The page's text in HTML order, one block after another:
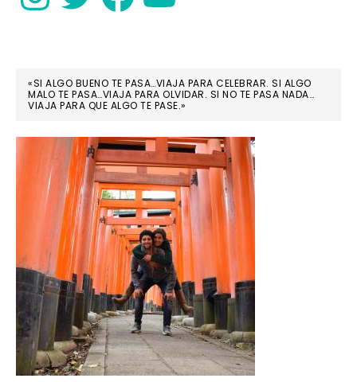
«SI ALGO BUENO TE PASA…VIAJA PARA CELEBRAR. SI ALGO
MALO TE PASA…VIAJA PARA OLVIDAR. SI NO TE PASA NADA…
VIAJA PARA QUE ALGO TE PASE.»